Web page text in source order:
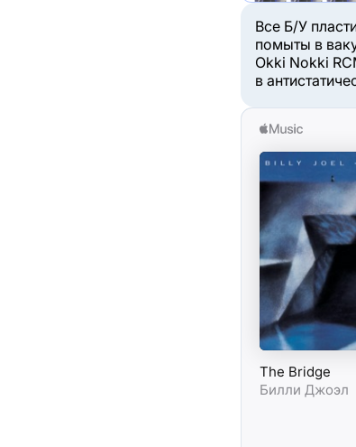
Все Б/У
помыты в
Okki Nokki
в